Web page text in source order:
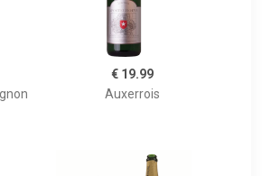
€ 19.99
Auxerrois